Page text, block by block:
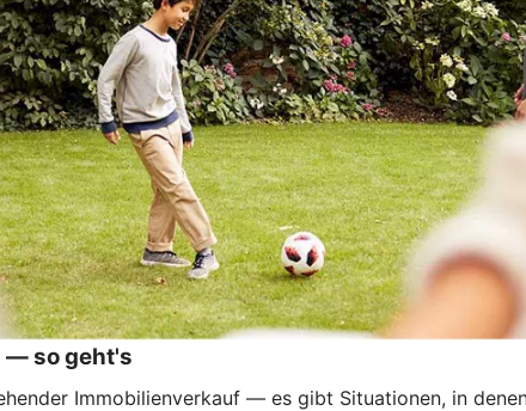
— so geht's
Immobilienverkauf — es gibt Situationen, in